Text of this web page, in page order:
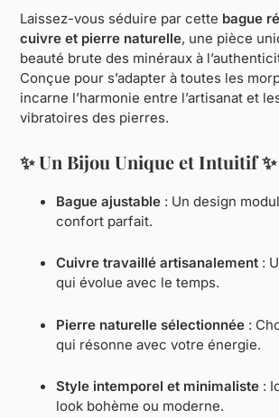
Laissez-vous séduire par cette bague
cuivre et pierre naturelle, une pièce
beauté brute des minéraux à
Conçue pour s’adapter à toutes les
incarne l’harmonie entre l’artisanat et
vibratoires des pierres.
✨Un Bijou Unique et Intuitif✨
Bague ajustable : Un design
confort parfait.
Cuivre travaillé artisanalement :
qui évolue avec le temps.
Pierre naturelle sélectionnée :
qui résonne avec votre énergie.
Style intemporel et minimaliste :
look bohème ou moderne.